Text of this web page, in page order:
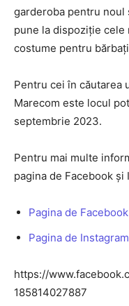
Join our
conversation.
or click the subscribe
your privacy and won't
safe with us.
I've read and accept the
garderoba pentru noul
pune la dispoziție cele
costume pentru
Pentru cei în căutarea
Marecom este locul
septembrie 2023.
Pentru mai multe
pagina de Facebook și
Pagina de Facebook
Pagina de Instagram
https://
185814027887